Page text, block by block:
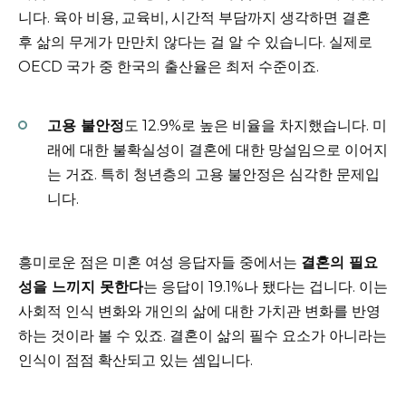
니다. 육아 비용, 교육비, 시간적 부담까지 생각하면 결혼
후 삶의 무게가 만만치 않다는 걸 알 수 있습니다. 실제로
OECD 국가 중 한국의 출산율은 최저 수준이죠.
고용 불안정도 12.9%로 높은 비율을 차지했습니다. 미
래에 대한 불확실성이 결혼에 대한 망설임으로 이어지
는 거죠. 특히 청년층의 고용 불안정은 심각한 문제입
니다.
흥미로운 점은 미혼 여성 응답자들 중에서는 결혼의 필요
성을 느끼지 못한다는 응답이 19.1%나 됐다는 겁니다. 이는
사회적 인식 변화와 개인의 삶에 대한 가치관 변화를 반영
하는 것이라 볼 수 있죠. 결혼이 삶의 필수 요소가 아니라는
인식이 점점 확산되고 있는 셈입니다.